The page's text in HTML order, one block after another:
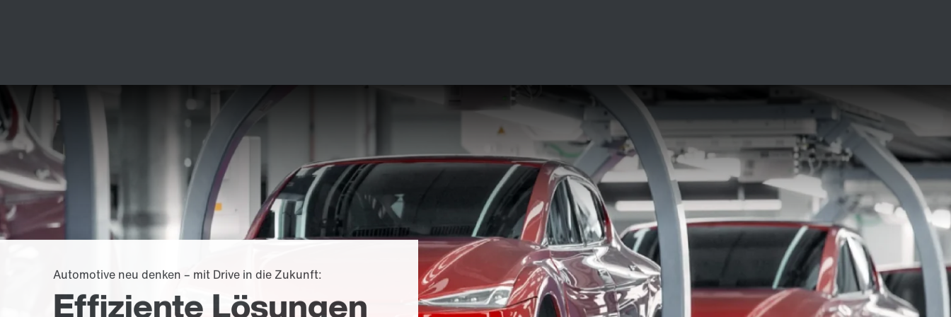
Automotive neu denken – mit Drive in die Zukunft:
Effiziente Lösungen